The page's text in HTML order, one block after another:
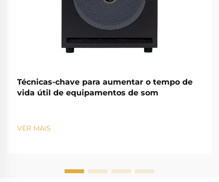
Técnicas-chave para aumentar o tempo de
vida útil de equipamentos de som
VER MAIS